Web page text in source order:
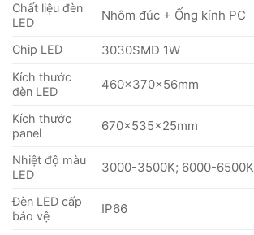
Chất liệu đèn
LED
Nhôm đúc + Ống kính PC
Chip LED 3030SMD 1W
Kích thước
đèn LED
460x370x56mm
Kích thước
panel
670x535x25mm
Nhiệt độ màu
LED
3000-3500K; 6000-6500K
Đèn LED cấp
bảo vệ
IP66